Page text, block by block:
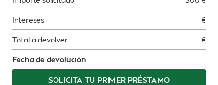
Intereses €
Total a devolver €
Fecha de devolución
SOLICITA TU PRIMER PRÉSTAMO